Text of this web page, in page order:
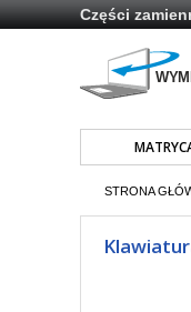
Części
STRONA